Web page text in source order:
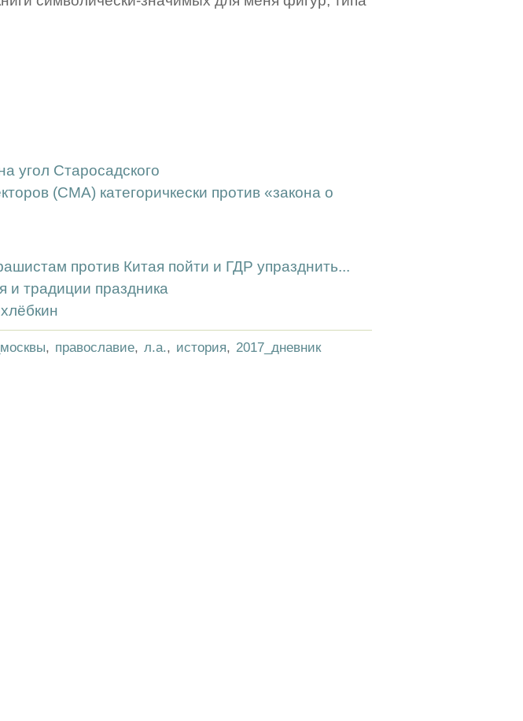
угол Старосадского
(СМА) категоричкески против «закона о
против Китая пойти и ГДР упразднить...
и традиции праздника
, православие, л.а., история, 2017_дневник